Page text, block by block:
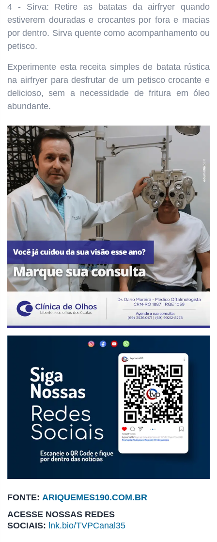
4 - Sirva: Retire as batatas da airfryer quando
estiverem douradas e crocantes por fora e macias
por dentro. Sirva quente como acompanhamento ou
petisco.
Experimente esta receita simples de batata rústica
na airfryer para desfrutar de um petisco crocante e
delicioso, sem a necessidade de fritura em óleo
abundante.
FONTE: ARIQUEMES190.COM.BR
ACESSE NOSSAS REDES
SOCIAIS: lnk.bio/TVPCanal35